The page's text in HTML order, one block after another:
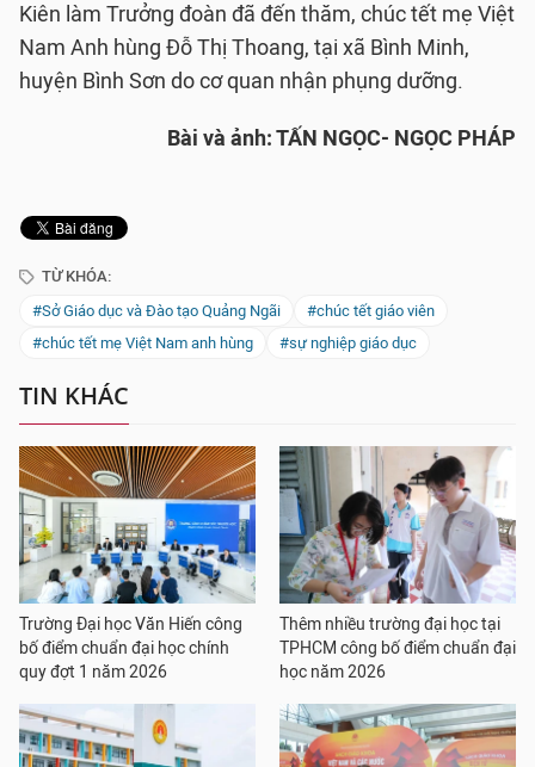
Kiên làm Trưởng đoàn đã đến thăm, chúc tết mẹ Việt
Nam Anh hùng Đỗ Thị Thoang, tại xã Bình Minh,
huyện Bình Sơn do cơ quan nhận phụng dưỡng.
Bài và ảnh: TẤN NGỌC- NGỌC PHÁP
TỪ KHÓA:
#Sở Giáo dục và Đào tạo Quảng Ngãi
#chúc tết giáo viên
#chúc tết mẹ Việt Nam anh hùng
#sự nghiệp giáo dục
TIN KHÁC
Trường Đại học Văn Hiến công
bố điểm chuẩn đại học chính
quy đợt 1 năm 2026
Thêm nhiều trường đại học tại
TPHCM công bố điểm chuẩn đại
học năm 2026